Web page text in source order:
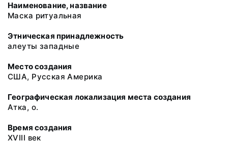
Наименование, название
Маска ритуальная
Этническая принадлежность
алеуты западные
Место создания
США, Русская Америка
Географическая локализация места создания
Атка, о.
Время создания
XVIII век